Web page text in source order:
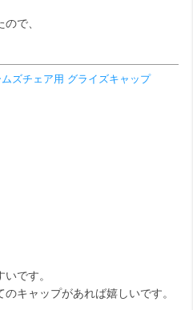
で、
ムズチェア用 グライズキャップ
です。
キャップがあれば嬉しいです。